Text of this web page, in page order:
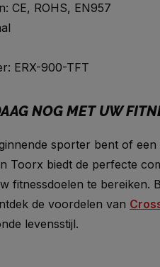
CE, ROHS, EN957
ERX-900-TFT
NOG MET UW
sporter bent of
Toorx biedt de perfecte
fitnessdoelen te bereiken.
de voordelen van
levensstijl.